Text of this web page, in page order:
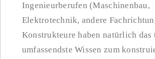
Ingenieurberufen (Maschinenbau,
Elektrotechnik, andere
Konstrukteure haben natürlich das
umfassendste Wissen zum